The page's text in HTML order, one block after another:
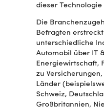
dieser Technologie
Die
Befragten
unterschiedliche
Automobil über IT
Energiewirtschaft,
zu
Länder
Schweiz,
Großbritannien,